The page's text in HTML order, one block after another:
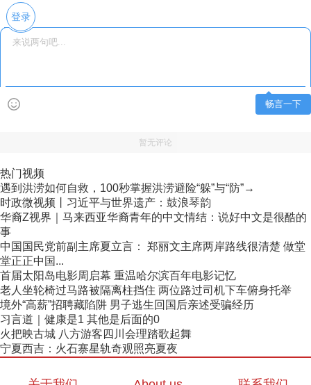
登录
畅言一下
暂无评论
热门视频
遇到洪涝如何自救，100秒掌握洪涝避险“躲”与“防”→
时政微视频丨习近平与世界遗产：鼓浪琴韵
华裔Z视界｜马来西亚华裔青年的中文情结：说好中文是很酷的
事
中国国民党前副主席夏立言： 郑丽文主席两岸路线很清楚 做堂
堂正正中国...
首届太阳岛电影周启幕 重温哈尔滨百年电影记忆
老人坐轮椅过马路被隔离柱挡住 两位路过司机下车俯身托举
境外“高薪”招聘藏陷阱 男子逃生回国后亲述受骗经历
习言道｜健康是1 其他是后面的0
火把映古城 八方游客四川会理踏歌起舞
宁夏西吉：火石寨星轨奇观照亮夏夜